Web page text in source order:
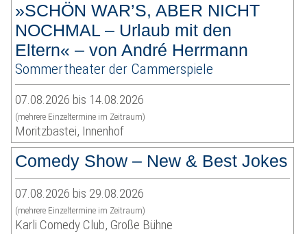
»SCHÖN WAR’S, ABER NICHT
NOCHMAL – Urlaub mit den
Eltern« – von André Herrmann
Sommertheater der Cammerspiele
07.08.2026 bis 14.08.2026
(mehrere Einzeltermine im Zeitraum)
Moritzbastei, Innenhof
Comedy Show – New & Best Jokes
07.08.2026 bis 29.08.2026
(mehrere Einzeltermine im Zeitraum)
Karli Comedy Club, Große Bühne